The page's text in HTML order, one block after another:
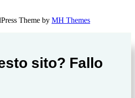
Theme by MH Themes
sito? Fallo